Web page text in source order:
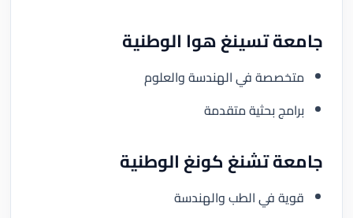
جامعة تسينغ هوا الوطنية
متخصصة في الهندسة والعلوم
برامج بحثية متقدمة
جامعة تشنغ كونغ الوطنية
قوية في الطب والهندسة